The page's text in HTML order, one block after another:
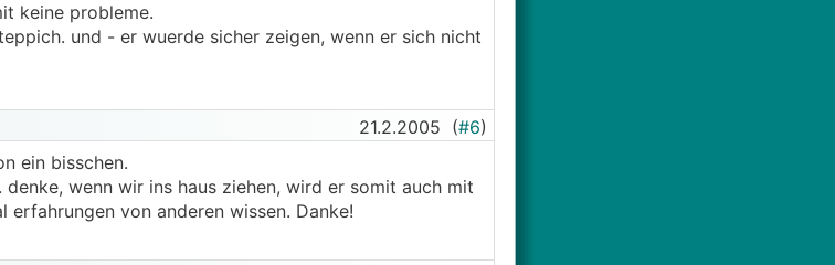
keine probleme.
und - er wuerde sicher zeigen, wenn er sich nicht
21.2.2005 (#6)
ein bisschen.
wenn wir ins haus ziehen, wird er somit auch mit
von anderen wissen. Danke!